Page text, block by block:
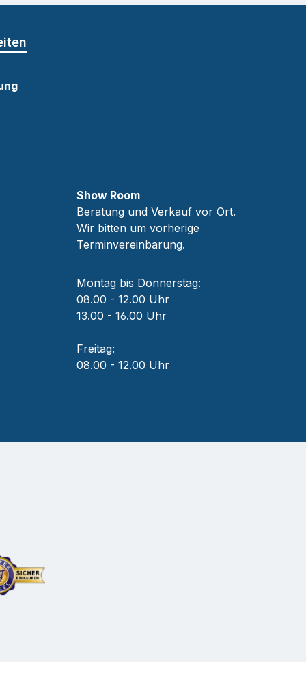
Show Room
Beratung und Verkauf vor Ort.
Wir bitten um vorherige
Terminvereinbarung.
Montag bis Donnerstag:
08.00 - 12.00 Uhr
13.00 - 16.00 Uhr
Freitag:
08.00 - 12.00 Uhr